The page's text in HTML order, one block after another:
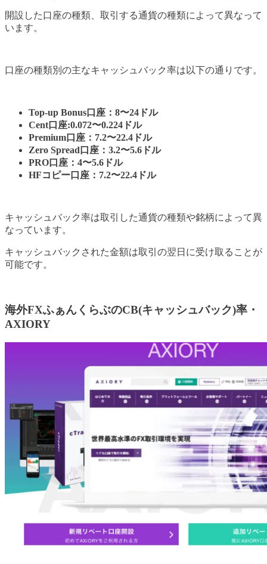
開設した口座の種類、取引する通貨の種類によって異なって
います。
口座の種類別の主なキャッシュバック率は以下の通りです。
Top-up Bonus口座：8〜24ドル
Cent口座:0.072〜0.224ドル
Premium口座：7.2〜22.4ドル
Zero Spread口座：3.2〜5.6ドル
PRO口座：4〜5.6ドル
HFコピー口座：7.2〜22.4ドル
キャッシュバック率は取引した通貨の種類や銘柄によって異
なっています。
キャッシュバックされた金額は取引の翌日に受け取ることが
可能です。
海外FXふぁんくらぶのCB(キャッシュバック)率・
AXIORY